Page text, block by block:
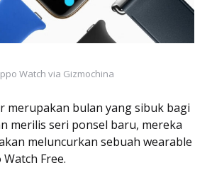
Watch via Gizmochina
merupakan bulan yang sibuk bagi
merilis seri ponsel baru, mereka
meluncurkan sebuah wearable
Free.